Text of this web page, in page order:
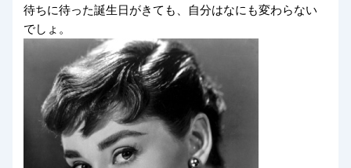
待ちに待った誕生日がきても、自分はなにも変わらない
でしょ。